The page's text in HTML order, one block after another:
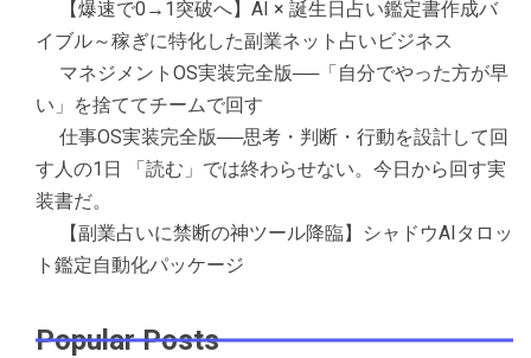
【爆速で0→1突破へ】AI × 誕生日占い鑑定書作成バ
イブル～稼ぎに特化した副業ネット占いビジネス
マネジメントOS実装完全版──「自分でやった方が早
い」を捨ててチームで回す
仕事OS実装完全版──思考・判断・行動を設計して回
す人の1日 「読む」では終わらせない。今日から回す実
装書だ。
【副業占いに禁断の神ツール降臨】シャドウAIタロッ
ト鑑定自動化パッケージ
Popular Posts